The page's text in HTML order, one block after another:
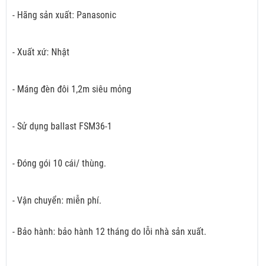
- Hãng sản xuất: Panasonic
- Xuất xứ: Nhật
- Máng đèn đôi 1,2m siêu mỏng
- Sử dụng ballast FSM36-1
- Đóng gói 10 cái/ thùng.
- Vận chuyển: miễn phí.
- Bảo hành: bảo hành 12 tháng do lỗi nhà sản xuất.